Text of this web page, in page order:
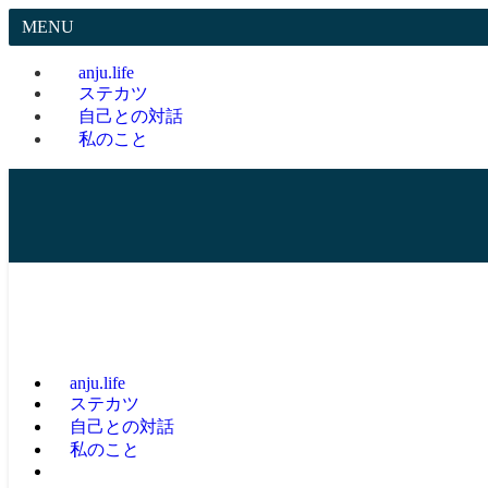
MENU
anju.life
ステカツ
自己との対話
私のこと
anju.life
ステカツ
自己との対話
私のこと